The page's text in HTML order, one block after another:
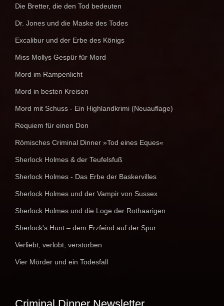
Die Bretter, die den Tod bedeuten
Dr. Jones und die Maske des Todes
Excalibur und der Erbe des Königs
Miss Mollys Gespür für Mord
Mord im Rampenlicht
Mord in besten Kreisen
Mord mit Schuss - Ein Highlandkrimi (Neuauflage)
Requiem für einen Don
Römisches Criminal Dinner »Tod eines Eques«
Sherlock Holmes & der Teufelsfuß
Sherlock Holmes - Das Erbe der Baskervilles
Sherlock Holmes und der Vampir von Sussex
Sherlock Holmes und die Loge der Rothaarigen
Sherlock's Hunt – dem Erzfeind auf der Spur
Verliebt, verlobt, verstorben
Vier Mörder und ein Todesfall